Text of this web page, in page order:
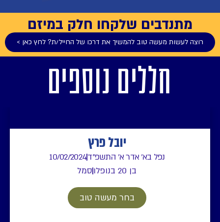
מתנדבים שלקחו חלק במיזם
רוצה לעשות מעשה טוב להמשיך את דרכו של החייל/ת? לחץ כאן >
חללים נוספים
יובל פרץ
נפל בא' אדר א' התשפ"ד10/02/2024
בן 20 בנופלו
סמל
בחר מעשה טוב